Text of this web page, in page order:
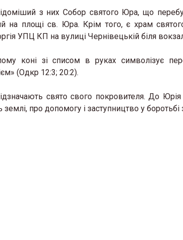
з них Собор святого Юра, що
на площі св. Юра. Крім того, є храм
УПЦ КП на вулиці Чернівецькій біля
коні зі списом в руках символізує
(Одкр 12:3; 20:2).
свято свого покровителя. До
про допомогу і заступництво у боротьбі